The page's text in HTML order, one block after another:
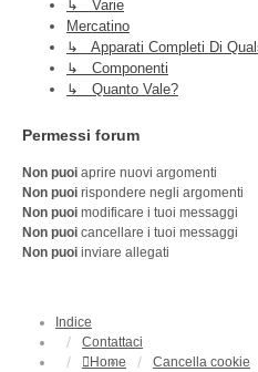
↳ Varie
Mercatino
↳ Apparati Completi Di
↳ Componenti
↳ Quanto Vale?
Permessi forum
Non puoi aprire nuovi argomenti
Non puoi rispondere negli argomenti
Non puoi modificare i tuoi messaggi
Non puoi cancellare i tuoi messaggi
Non puoi inviare allegati
Indice
Contattaci
Home
Cancella cookie